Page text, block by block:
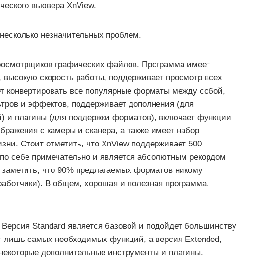
вьювера XnView.
незначительных проблем.
графических файлов. Программа имеет
скорость работы, поддерживает просмотр всех
конвертировать все популярные форматы между собой,
и эффектов, поддерживает дополнения (для
и плагины (для поддержки форматов), включает функции
с камеры и сканера, а также имеет набор
Стоит отметить, что XnView поддерживает 500
себе примечательно и является абсолютным рекордом
что 90% предлагаемых форматов никому
В общем, хорошая и полезная программа,
Standard является базовой и подойдет большинству
лишь самых необходимых функций, а версия Extended,
дополнительные инструменты и плагины.